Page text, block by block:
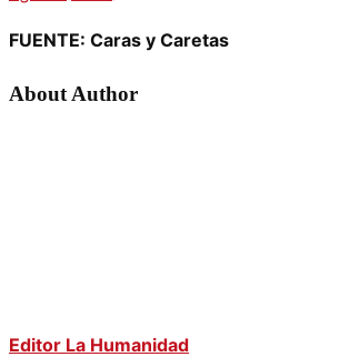
FUENTE: Caras y Caretas
About Author
Editor La Humanidad